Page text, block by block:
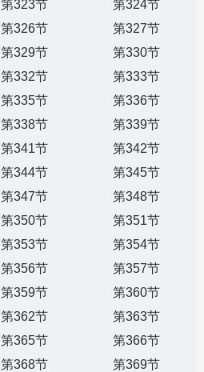
第323节
第324节
第326节
第327节
第329节
第330节
第332节
第333节
第335节
第336节
第338节
第339节
第341节
第342节
第344节
第345节
第347节
第348节
第350节
第351节
第353节
第354节
第356节
第357节
第359节
第360节
第362节
第363节
第365节
第366节
第368节
第369节